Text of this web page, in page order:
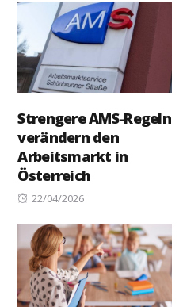
Strengere AMS-Regeln
verändern den
Arbeitsmarkt in
Österreich
Posted
22/04/2026